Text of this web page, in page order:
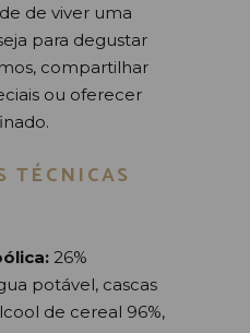
de viver uma
para degustar
compartilhar
ou oferecer
TÉCNICAS
26%
potável, cascas
de cereal 96%,